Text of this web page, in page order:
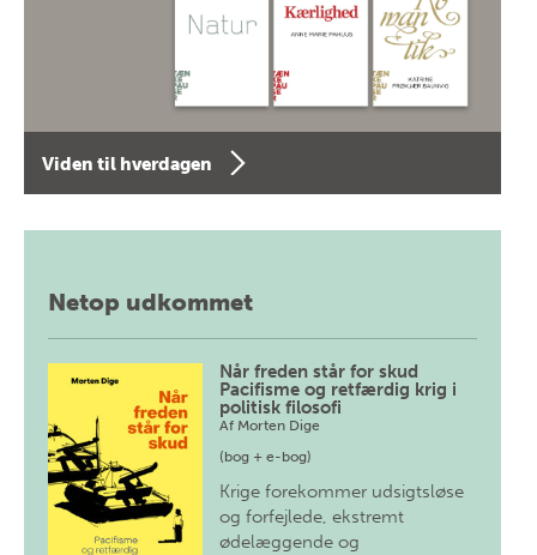
Viden til hverdagen
Netop udkommet
Når freden står for skud
Pacifisme og retfærdig krig i
politisk filosofi
Af Morten Dige
(bog + e-bog)
Krige forekommer udsigtsløse
og forfejlede, ekstremt
ødelæggende og